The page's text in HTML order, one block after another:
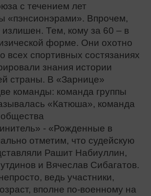
с течением лет
«пэнсионэрами». Впрочем,
излишен. Тем, кому за 60 – в
форме. Они охотно
всех спортивных состязаниях
знания истории
страны. В «Зарнице»
команды: команда группы
«Катюша», команда
- «Рожденные в
отметим, что судейскую
Рашит Набиуллин,
и Вячеслав Сибагатов.
ведь участники,
вполне по-военному на